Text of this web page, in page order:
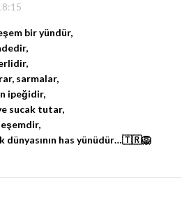
bir yündür,
sarmalar,
ipeğidir,
sucak tutar,
dünyasının has yünüdür…🇹🇷🦁